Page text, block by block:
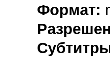
Формат: